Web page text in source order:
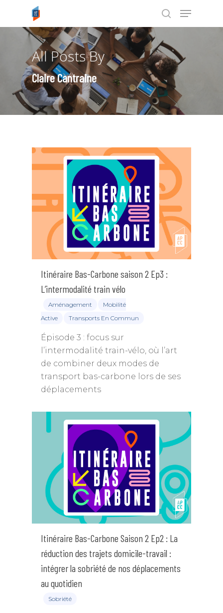
Tapez ENTRÉE pour rechercher ou
ESC pour annuler
All Posts By
Claire Cantraine
Itinéraire Bas-Carbone saison 2 Ep3 :
L’intermodalité train vélo
Aménagement
Mobilité
Active
Transports En Commun
Épisode 3 : focus sur
l’intermodalité train-vélo, où l’art
de combiner deux modes de
transport bas-carbone lors de ses
déplacements
Itinéraire Bas-Carbone Saison 2 Ep2 : La
réduction des trajets domicile-travail :
intégrer la sobriété de nos déplacements
au quotidien
Sobriété